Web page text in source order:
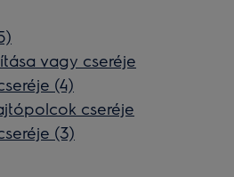
vagy cseréje
(4)
cseréje
(3)